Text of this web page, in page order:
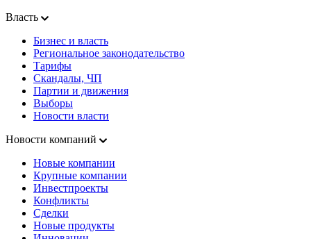
Власть
Бизнес и власть
Региональное законодательство
Тарифы
Скандалы, ЧП
Партии и движения
Выборы
Новости власти
Новости компаний
Новые компании
Крупные компании
Инвестпроекты
Конфликты
Сделки
Новые продукты